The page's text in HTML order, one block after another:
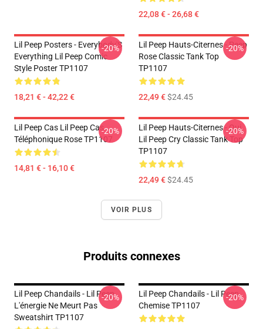
22,08 € - 26,68 €
Lil Peep Posters - Everybody'S
Everything Lil Peep Comic
Style Poster TP1107
18,21 € - 42,22 €
-20%
Lil Peep Hauts-Citernes - Peep
Rose Classic Tank Top
TP1107
22,49 €$24.45
-20%
Lil Peep Cas Lil Peep Cas
Téléphonique Rose TP1107
14,81 € - 16,10 €
-20%
Lil Peep Hauts-Citernes - Oui.
Lil Peep Cry Classic Tank Top
TP1107
22,49 €$24.45
-20%
VOIR PLUS
Produits connexes
Lil Peep Chandails - Lil Peep
L'énergie Ne Meurt Pas
Sweatshirt TP1107
-20%
Lil Peep Chandails - Lil Peep
Chemise TP1107
-20%